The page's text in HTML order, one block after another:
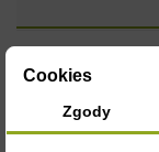
Formy silikonowe
wielokrotne ich
Cookies
Zgody